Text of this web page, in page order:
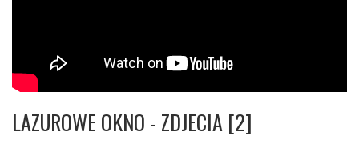
LAZUROWE OKNO - ZDJECIA [2]